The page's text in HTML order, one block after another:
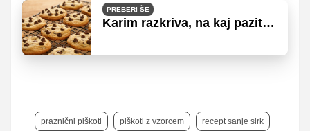
PREBERI ŠE
Karim razkriva, na kaj paziti
praznični piškoti piškoti z vzorcem recept sanje sirk